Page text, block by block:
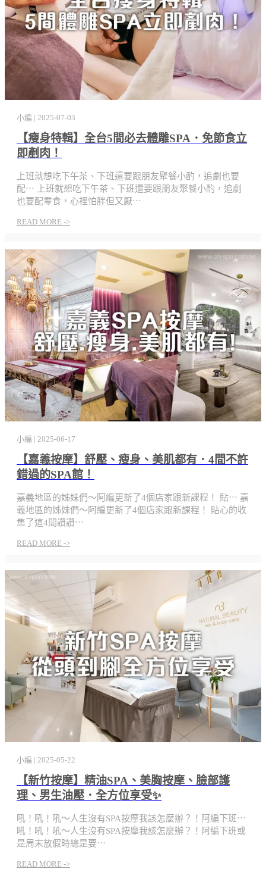
【瘦身特輯】全台5間必去體雕SPA．免節食立
即剷肉！
小編 | 2025-07-03
上班就想吃下午茶、下班還要跟朋友聚餐小酌，追劇也要
配⋯
上班就想吃下午茶、下班還要跟朋友聚餐小酌，追劇
也要配零食，心裡怕胖但又厭⋯
READ MORE ->
【嘉義按摩】舒壓、瘦身、美肌都有．4間不許
錯過的SPA館！
小編 | 2025-06-17
嘉義地區的姊妹們～阿編更新了4個店家跟新課程！ 貼⋯ 嘉
義地區的姊妹們～阿編更新了4個店家跟新課程！ 貼心的收
集了這4間讚讚⋯
READ MORE ->
【新竹按摩】精油SPA、美胸按摩、臉部護
理、男生油壓．全方位享受✨
小編 | 2025-05-22
吼！吼！吼～人生沒有SPA按摩我該怎麼辦？！阿編下班⋯
吼！吼！吼～人生沒有SPA按摩我該怎麼辦？！阿編下班或
是周末放假時總是要⋯
READ MORE ->